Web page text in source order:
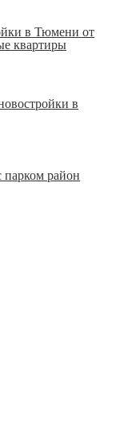
в Тюмени от
квартиры
в
район